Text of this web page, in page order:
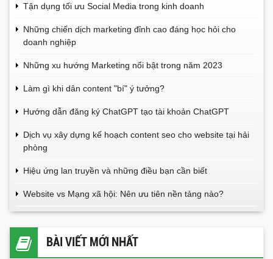
Tận dụng tối ưu Social Media trong kinh doanh
Những chiến dịch marketing đỉnh cao đáng học hỏi cho
doanh nghiệp
Những xu hướng Marketing nổi bật trong năm 2023
Làm gì khi dân content "bí" ý tưởng?
Hướng dẫn đăng ký ChatGPT tạo tài khoản ChatGPT
Dịch vụ xây dựng kế hoạch content seo cho website tại hải
phòng
Hiệu ứng lan truyền và những điều bạn cần biết
Website vs Mạng xã hội: Nên ưu tiên nền tảng nào?
BÀI VIẾT MỚI NHẤT